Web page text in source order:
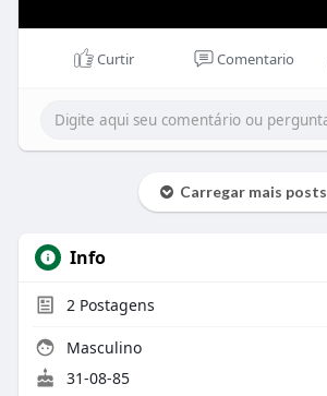
Curtir Comentario
Carregar mais posts
Info
2 Postagens
Masculino
31-08-85